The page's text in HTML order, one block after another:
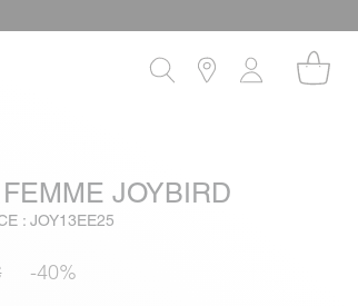
JOYBIRD
: JOY13EE25
-40%